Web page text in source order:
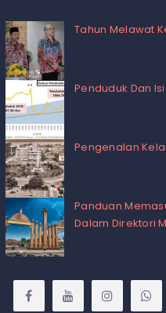
Tahun Melawat
Penduduk Dan
Pengenalan
Panduan
Dalam Direktori